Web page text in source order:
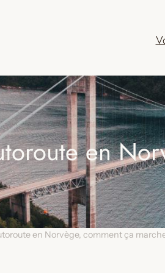
en
en Norvège, comment ça